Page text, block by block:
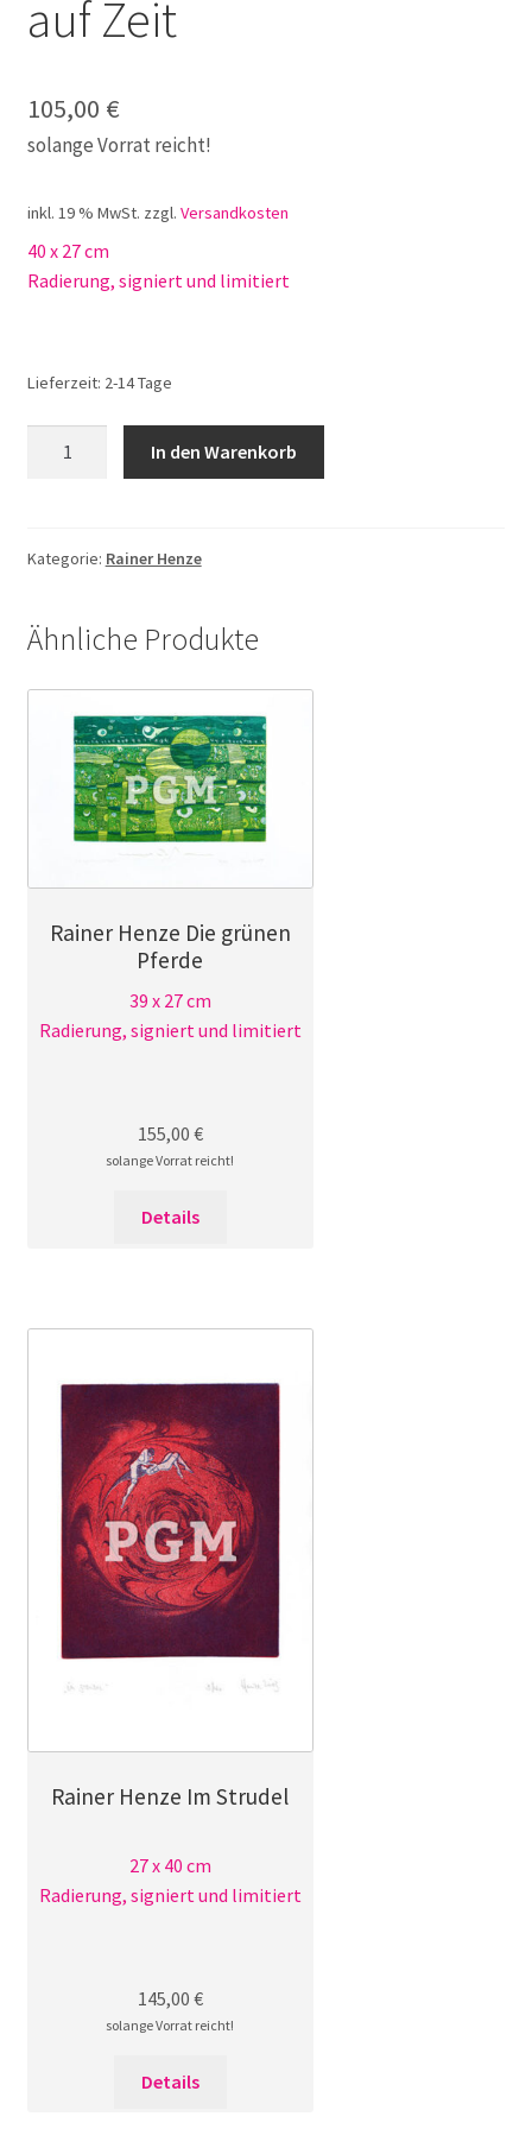
auf Zeit
105,00 €
solange Vorrat reicht!
inkl. 19 % MwSt. zzgl. Versandkosten
40 x 27 cm
Radierung, signiert und limitiert
Lieferzeit: 2-14 Tage
Zeit
In den Warenkorb
Kategorie: Rainer Henze
Ähnliche Produkte
Rainer Henze Die grünen
Pferde
39 x 27 cm
Radierung, signiert und limitiert
155,00 €
solange Vorrat reicht!
Details
Rainer Henze Im Strudel
27 x 40 cm
Radierung, signiert und limitiert
145,00 €
solange Vorrat reicht!
Details